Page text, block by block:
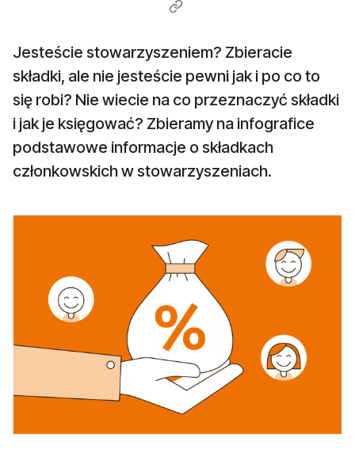
Jesteście stowarzyszeniem? Zbieracie
składki, ale nie jesteście pewni jak i po co to
się robi? Nie wiecie na co przeznaczyć składki
i jak je księgować? Zbieramy na infografice
podstawowe informacje o składkach
członkowskich w stowarzyszeniach.